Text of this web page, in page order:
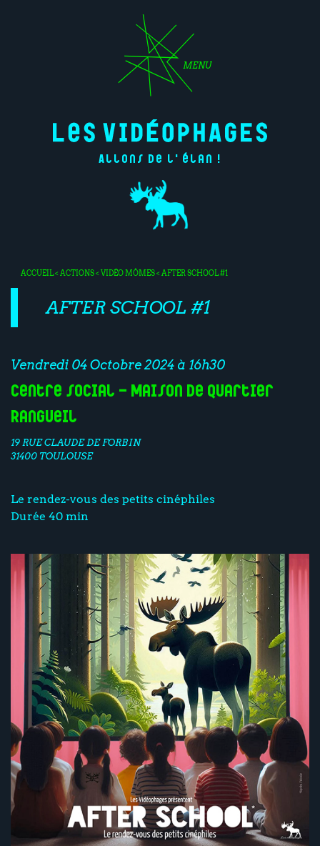
MENU
Allons de l'élan !
ACCUEIL<ACTIONS<VIDÉO MÔMES< AFTER SCHOOL #1
AFTER SCHOOL #1
Vendredi 04 Octobre 2024 à 16h30
Centre social - Maison de Quartier
Rangueil
19 RUE CLAUDE DE FORBIN
31400 TOULOUSE
Le rendez-vous des petits cinéphiles
Durée 40 min